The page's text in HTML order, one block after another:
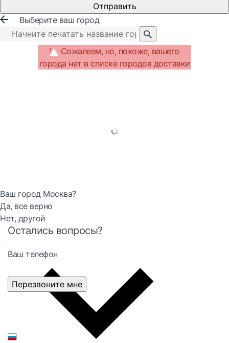
Отправить
Выберите ваш город
Сожалеем, но, похоже, вашего
города нет в списке городов доставки
Ваш город Москва?
Да, все верно
Нет, другой
Остались вопросы?
Ваш телефон
Перезвоните мне